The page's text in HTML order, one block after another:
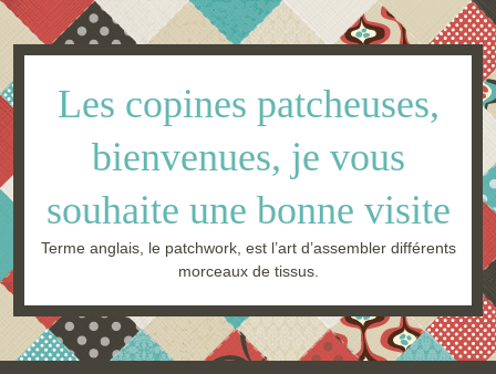
Les copines patcheuses,
bienvenues, je vous
souhaite une bonne visite
Terme anglais, le patchwork, est l’art d’assembler différents
morceaux de tissus.